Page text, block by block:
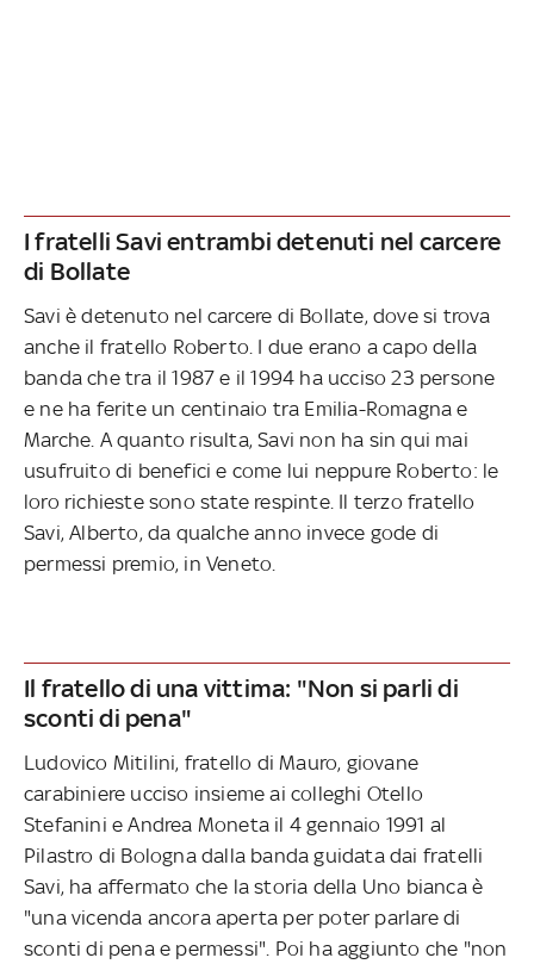
I fratelli Savi entrambi detenuti nel carcere
di Bollate
Savi è detenuto nel carcere di Bollate, dove si trova
anche il fratello Roberto. I due erano a capo della
banda che tra il 1987 e il 1994 ha ucciso 23 persone
e ne ha ferite un centinaio tra Emilia-Romagna e
Marche. A quanto risulta, Savi non ha sin qui mai
usufruito di benefici e come lui neppure Roberto: le
loro richieste sono state respinte. Il terzo fratello
Savi, Alberto, da qualche anno invece gode di
permessi premio, in Veneto.
Il fratello di una vittima: "Non si parli di
sconti di pena"
Ludovico Mitilini, fratello di Mauro, giovane
carabiniere ucciso insieme ai colleghi Otello
Stefanini e Andrea Moneta il 4 gennaio 1991 al
Pilastro di Bologna dalla banda guidata dai fratelli
Savi, ha affermato che la storia della Uno bianca è
"una vicenda ancora aperta per poter parlare di
sconti di pena e permessi". Poi ha aggiunto che "non